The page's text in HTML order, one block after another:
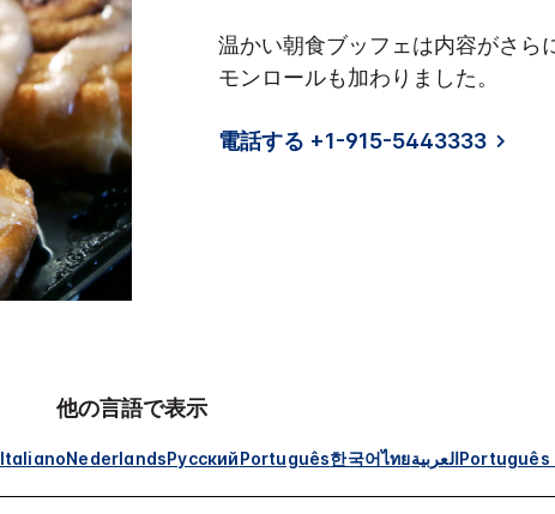
温かい朝食ブッフェは内容がさら
モンロールも加わりました。
電話する +1-915-5443333
他の言語で表示
ItalianoNederlandsРусскийPortuguês한국어ไทยالعربيةPortuguês